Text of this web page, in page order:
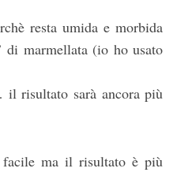
resta umida e morbida
di marmellata (io ho usato
risultato sarà ancora più
facile ma il risultato è più